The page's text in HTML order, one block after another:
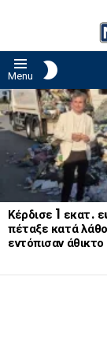
Menu
LATEST
STORIES
Κέρδισε 1 εκατ.
πέταξε κατά
εντόπισαν